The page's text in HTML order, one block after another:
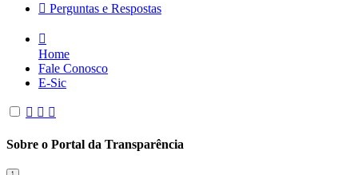
Perguntas e Respostas
Home
Fale Conosco
E-Sic
Sobre o Portal da Transparência